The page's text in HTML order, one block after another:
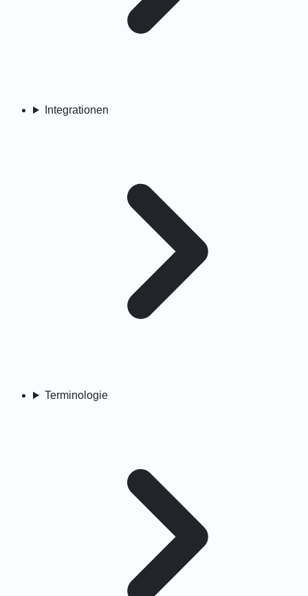
Integrationen
Terminologie